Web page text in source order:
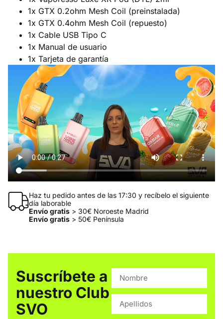
1x GTX 0.2ohm Mesh Coil (preinstalada)
1x GTX 0.4ohm Mesh Coil (repuesto)
1x Cable USB Tipo C
1x Manual de usuario
1x Tarjeta de garantía
Haz tu pedido antes de las 17:30 y recíbelo el siguiente
día laborable
Envío gratis> 30€ Noroeste Madrid
Envío gratis> 50€ Península
Suscríbete a
nuestro Club
SVO